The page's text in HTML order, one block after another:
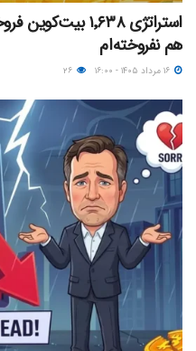
استراتژی ۱٬۶۳۸
هم نفروخته‌ام